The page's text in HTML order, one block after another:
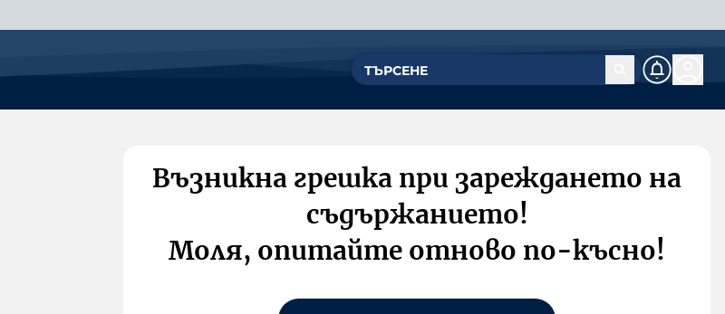
Възникна грешка при зареждането на
съдържанието!
Моля, опитайте отново по-късно!